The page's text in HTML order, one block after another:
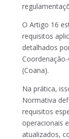
O Artigo 16
requisitos
detalhados
(Coana).
Na prática,
Normativa
requisitos
operacionais
atualizados,